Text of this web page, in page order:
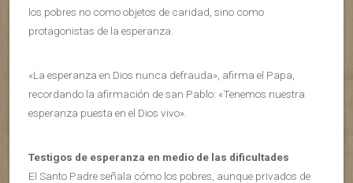
los pobres no como objetos de caridad, sino como
protagonistas de la esperanza.
«La esperanza en Dios nunca defrauda», afirma el Papa,
recordando la afirmación de san Pablo: «Tenemos nuestra
esperanza puesta en el Dios vivo».
Testigos de esperanza en medio de las dificultades
El Santo Padre señala cómo los pobres, aunque privados de